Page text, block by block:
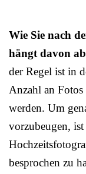
Wie Sie nach
hängt davon
der Regel ist in
Anzahl an
werden. Um
vorzubeugen,
besprochen zu